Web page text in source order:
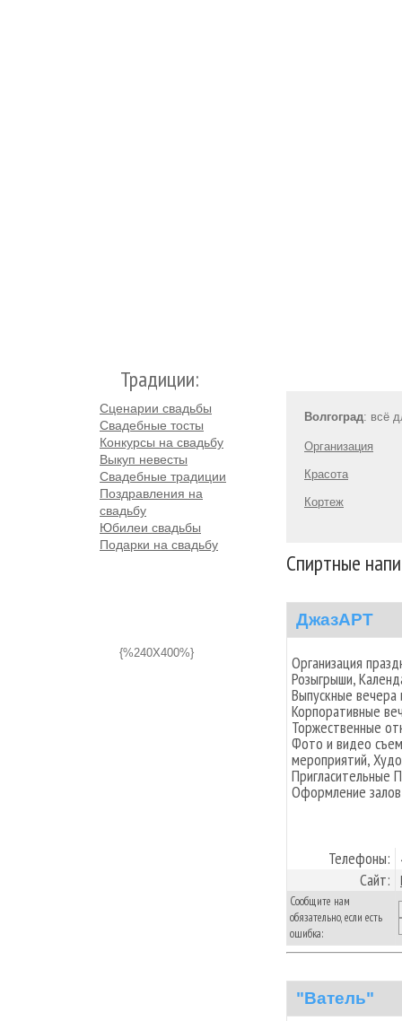
Традиции:
Сценарии свадьбы
Свадебные тосты
Конкурсы на свадьбу
Выкуп невесты
Свадебные традиции
Поздравления на
свадьбу
Юбилеи свадьбы
Подарки на свадьбу
{%240X400%}
Волгоград: всё
Организация
Красота
Кортеж
Спиртные
ДжазАРТ
Организация
Розыгрыши,
Выпускные
Корпоративные
Торжественные
Фото и видео
мероприятий,
Пригласительные
Оформление
Телефоны:
Сайт:
Сообщите нам
обязательно, если есть
ошибка:
"Ватель"